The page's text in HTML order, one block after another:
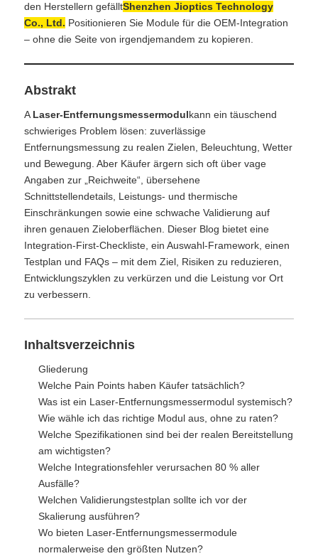
den Herstellern gefälltShenzhen Jioptics Technology
Co., Ltd. Positionieren Sie Module für die OEM-Integration
– ohne die Seite von irgendjemandem zu kopieren.
Abstrakt
ALaser-Entfernungsmessermodulkann ein täuschend
schwieriges Problem lösen: zuverlässige
Entfernungsmessung zu realen Zielen, Beleuchtung, Wetter
und Bewegung. Aber Käufer ärgern sich oft über vage
Angaben zur „Reichweite“, übersehene
Schnittstellendetails, Leistungs- und thermische
Einschränkungen sowie eine schwache Validierung auf
ihren genauen Zieloberflächen. Dieser Blog bietet eine
Integration-First-Checkliste, ein Auswahl-Framework, einen
Testplan und FAQs – mit dem Ziel, Risiken zu reduzieren,
Entwicklungszyklen zu verkürzen und die Leistung vor Ort
zu verbessern.
Inhaltsverzeichnis
Gliederung
Welche Pain Points haben Käufer tatsächlich?
Was ist ein Laser-Entfernungsmessermodul systemisch?
Wie wähle ich das richtige Modul aus, ohne zu raten?
Welche Spezifikationen sind bei der realen Bereitstellung
am wichtigsten?
Welche Integrationsfehler verursachen 80 % aller
Ausfälle?
Welchen Validierungstestplan sollte ich vor der
Skalierung ausführen?
Wo bieten Laser-Entfernungsmessermodule
normalerweise den größten Nutzen?